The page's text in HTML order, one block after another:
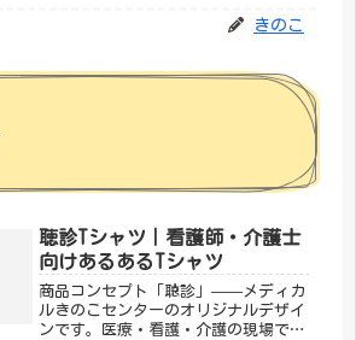
きのこ
聴診Tシャツ｜看護師・介護士
向けあるあるTシャツ
商品コンセプト「聴診」——メディカ
ルきのこセンターのオリジナルデザイ
ンです。医療・看護・介護の現場で働